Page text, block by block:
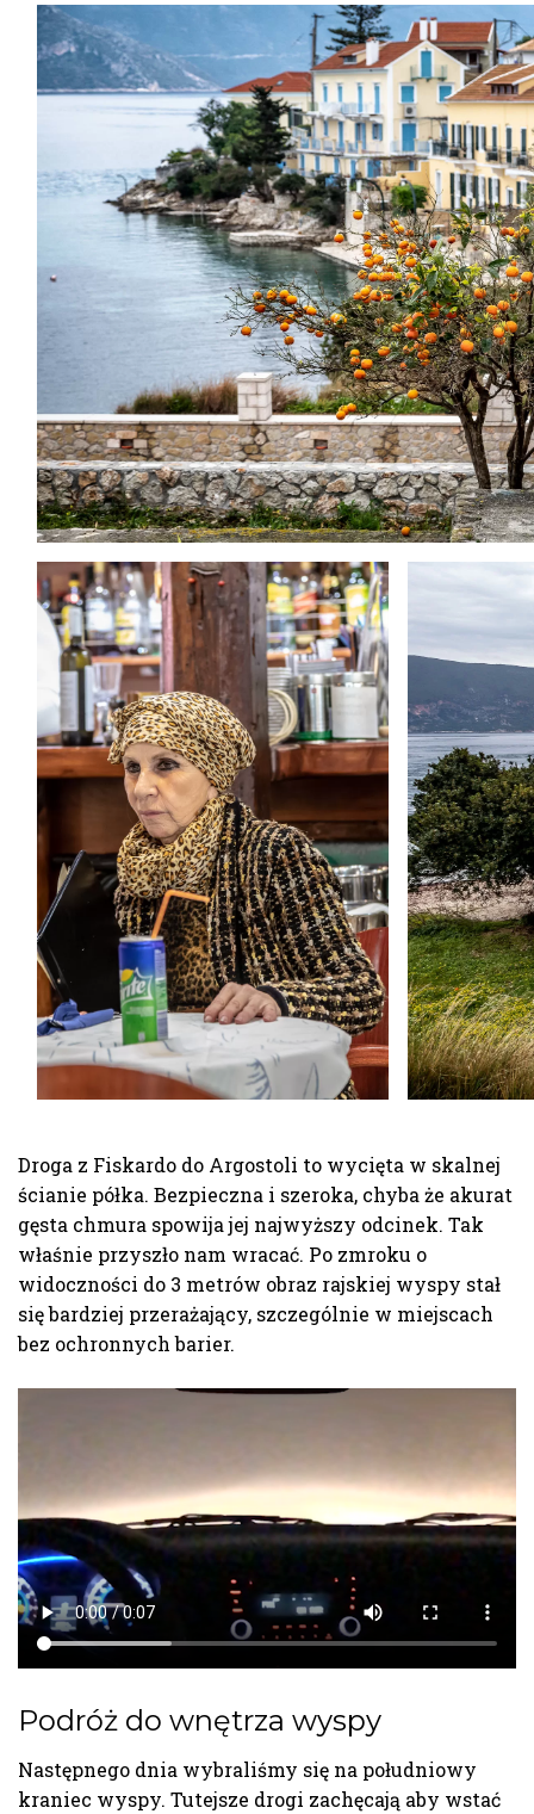
Droga z Fiskardo do Argostoli to wycięta w skalnej
ścianie półka. Bezpieczna i szeroka, chyba że akurat
gęsta chmura spowija jej najwyższy odcinek. Tak
właśnie przyszło nam wracać. Po zmroku o
widoczności do 3 metrów obraz rajskiej wyspy stał
się bardziej przerażający, szczególnie w miejscach
bez ochronnych barier.
Podróż do wnętrza wyspy
Następnego dnia wybraliśmy się na południowy
kraniec wyspy. Tutejsze drogi zachęcają aby wstać